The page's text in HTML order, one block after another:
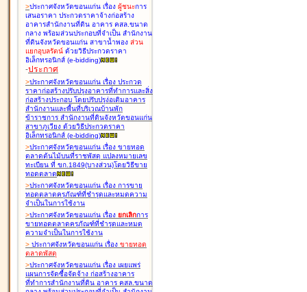
>ประกาศจังหวัดขอนแก่น เรื่อง ผู้ชนะการ
เสนอราคา ประกวดราคาจ้างก่อสร้าง
อาคารสำนักงานที่ดิน อาคาร คสล.ขนาด
กลาง พร้อมส่วนประกอบที่จำเป็น สำนักงาน
ที่ดินจังหวัดขอนแก่น สาขาน้ำพอง ส่วน
แยกอุบลรัตน์ ด้วยวิธีประกวดราคา
อิเล็กทรอนิกส์ (e-bidding)
-ประกาศ
>ประกาศจังหวัดขอนแก่น เรื่อง ประกวด
ราคาก่อสร้างปรับปรุงอาคารที่ทำการและสิ่ง
ก่อสร้างประกอบ โดยปรับปรุง่อเติมอาคาร
สำนักงานและพื้นที่บริเวณบ้านพัก
ข้าราชการ สำนักงานที่ดินจังหวัดขอนแก่น
สาขาภูเวียง ด้วยวิธีประกวดราคา
อิเล็กทรอนิกส์ (e-bidding)
>ประกาศจังหวัดขอนแก่น เรื่อง ขายทอด
ตลาดต้นไม้บนที่ราชพัสดุ แปลงหมายเลข
ทะเบียน ที่ ขก.1849(บางส่วน)โดยวิธีขาย
ทอดตลาด
>ประกาศจังหวัดขอนแก่น เรื่อง การขาย
ทอดตลาดครุภัณฑ์ที่ชำรุดและหมดความ
จำเป็นในการใช้งาน
>ประกาศจังหวัดขอนแก่น เรื่อง ยกเลิกการ
ขายทอดตลาดครุภัณฑ์ที่ชำรุดและหมด
ความจำเป็นในการใช้งาน
> ประกาศจังหวัดขอนแก่น เรื่อง ขายทอด
ตลาดพัสดุ
>ประกาศจังหวัดขอนแก่น เรื่อง เผยแพร่
แผนการจัดซื้อจัดจ้าง ก่อสร้างอาคาร
ที่ทำการสำนักงานที่ดิน อาคาร คสล.ขนาด